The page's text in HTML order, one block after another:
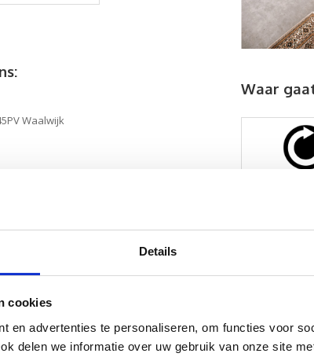
Details
cookies
en advertenties te personaliseren, om functies voor
delen we informatie over uw gebruik van onze site
Waalwijk
T.A.V. Leatherbelove
Waar